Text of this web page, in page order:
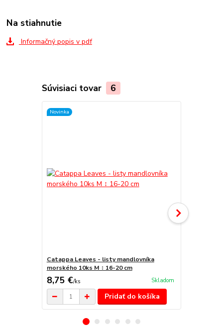
Na stiahnutie
Informačný popis v pdf
Súvisiaci tovar 6
Novinka
Catappa Leaves - listy mandlovníka
morského 10ks M ↕ 16-20 cm
8,75 €/ks Skladom
Pridať do košíka